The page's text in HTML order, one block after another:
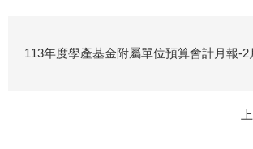
113年度學產基金附屬單位預算會計月報-2